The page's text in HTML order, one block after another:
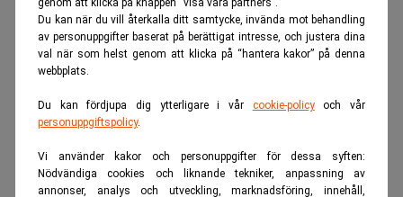
genom att klicka på knappen “visa våra partners”.
Du kan när du vill återkalla ditt samtycke, invända mot behandling
av personuppgifter baserat på berättigat intresse, och justera dina
val när som helst genom att klicka på “hantera kakor” på denna
webbplats.
Du kan fördjupa dig ytterligare i vår cookie-policyoch vår
personuppgiftspolicy.
Vi använder kakor och personuppgifter för dessa syften:
Nödvändiga cookies och liknande tekniker, anpassning av
annonser, analys och utveckling, marknadsföring, innehåll,